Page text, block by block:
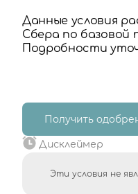
Данные условия
Сбера по базовой
Подробности
Получить
Дисклеймер
Эти условия не